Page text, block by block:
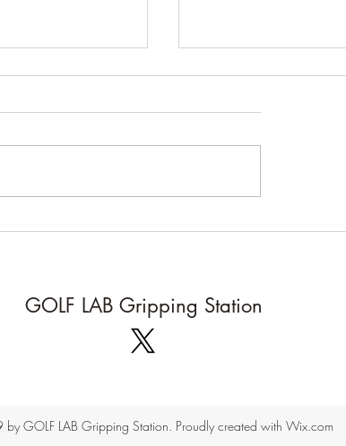
ック、アンダー
話することも多々
した経緯があるの
気を付けていること
フィッティングの入口
う球筋なのか、を確認
ん』と...
GOLF LAB Gripping Station
GOLF LAB Gripping Station. Proudly created with Wix.com